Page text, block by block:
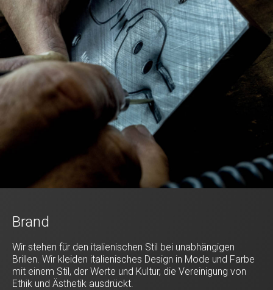
Brand
Wir stehen für den italienischen Stil bei unabhängigen
Brillen. Wir kleiden italienisches Design in Mode und Farbe
mit einem Stil, der Werte und Kultur, die Vereinigung von
Ethik und Ästhetik ausdrückt.